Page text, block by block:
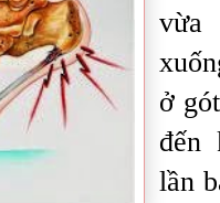
vừa
ở
đến
lần